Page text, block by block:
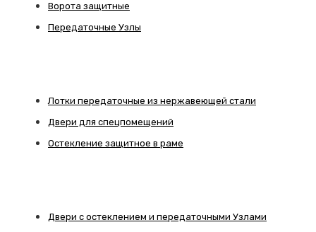
Ворота защитные
Передаточные Узлы
Лотки передаточные из нержавеющей стали
Двери для спецпомещений
Остекление защитное в раме
Двери с остеклением и передаточными Узлами